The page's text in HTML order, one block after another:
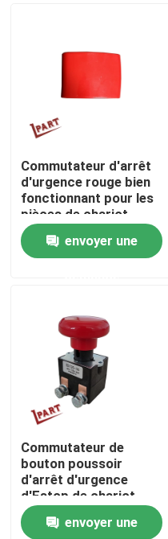
Accueil
A propos de nous
Contacts
Vidéos
Pièces de batterie de
Roue d'entraînement
Contrôleur de moteur
Moteur électrique de
Commutateur d'arrêt
d'urgence rouge bien
fonctionnant pour les
pièces de chariot
élévateur
envoyer une
Commutateur de
bouton poussoir
d'arrêt d'urgence
d'Estop de chariot
élévateur ED125-36
envoyer une